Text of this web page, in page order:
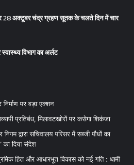
28 अक्टूबर चंद्र ग्रहण सूतक के चलते दिन में चार
विभाग का अर्लट
पर बड़ा एक्शन
प्रतिबंध, मिलावटखोरों पर कसेगा शिकंजा
द्वारा सचिवालय परिसर में सब्जी पौधों का
का दिया संदेश
हित और आधारभूत विकास को नई गति : धामी